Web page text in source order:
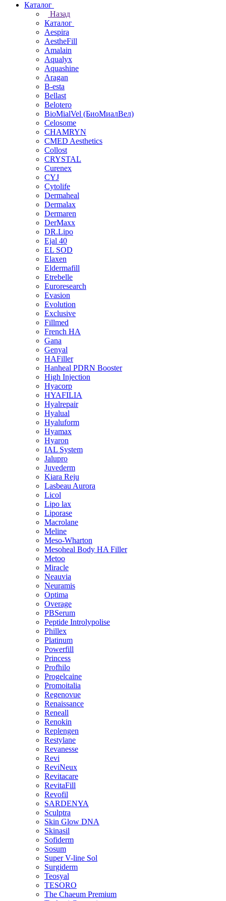
Каталог
Назад
Каталог
Aespira
AestheFill
Amalain
Aqualyx
Aquashine
Aragan
B-esta
Bellast
Belotero
BioMialVel (БиоМиалВел)
Celosome
CHAMRYN
CMED Aesthetics
Collost
CRYSTAL
Curenex
CYJ
Cytolife
Dermaheal
Dermalax
Dermaren
DerMaxx
DR.Lipo
Ejal 40
EL SOD
Elaxen
Eldermafill
Etrebelle
Euroresearch
Evasion
Evolution
Exclusive
Fillmed
French HA
Gana
Genyal
HAFiller
Hanheal PDRN Booster
High Injection
Hyacorp
HYAFILIA
Hyalrepair
Hyalual
Hyaluform
Hyamax
Hyaron
IAL System
Jalupro
Juvederm
Kiara Reju
Lasbeau Aurora
Licol
Lipo lax
Liporase
Macrolane
Meline
Meso-Wharton
Mesoheal Body HA Filler
Metoo
Miracle
Neauvia
Neuramis
Optima
Overage
PBSerum
Peptide Introlypolise
Phillex
Platinum
Powerfill
Princess
Profhilo
Progelcaine
Promoitalia
Regenovue
Renaissance
Reneall
Renokin
Replengen
Restylane
Revanesse
Revi
ReviNeux
Revitacare
RevitaFill
Revofil
SARDENYA
Sculptra
Skin Glow DNA
Skinasil
Sofiderm
Sosum
Super V-line Sol
Surgiderm
Teosyal
TESORO
The Chaeum Premium